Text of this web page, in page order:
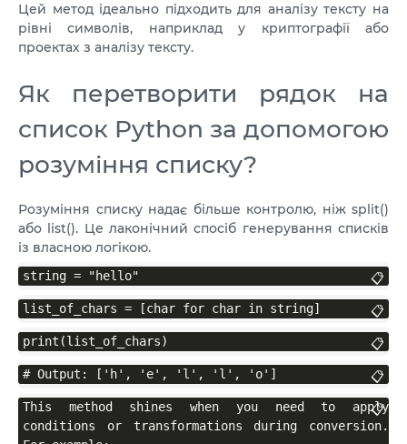
Цей метод ідеально підходить для аналізу тексту на
рівні символів, наприклад у криптографії або
проектах з аналізу тексту.
Як перетворити рядок на
список Python за допомогою
розуміння списку?
Розуміння списку надає більше контролю, ніж split()
або list(). Це лаконічний спосіб генерування списків
із власною логікою.
string = "hello" 📋
list_of_chars = [char for char in string] 📋
print(list_of_chars) 📋
# Output: ['h', 'e', 'l', 'l', 'o'] 📋
This method shines when you need to apply
conditions or transformations during conversion.
📋